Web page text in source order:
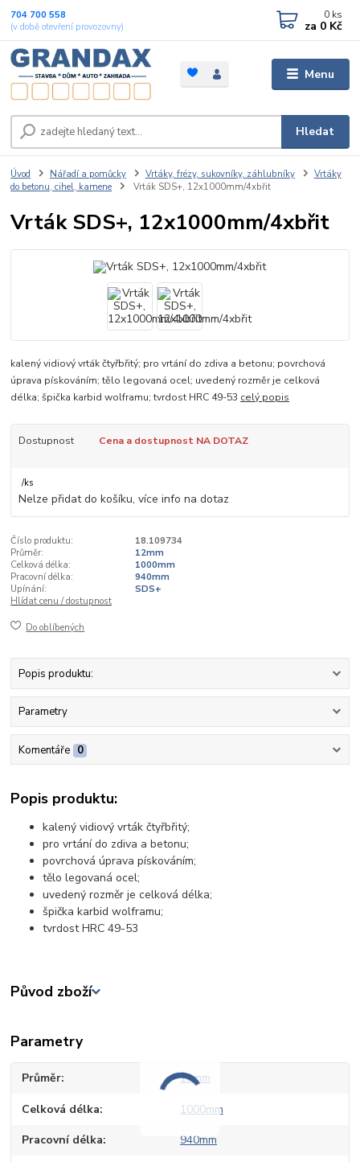
Menu
Hledat
704 700 558
(v době otevření provozovny)
0 ks
za 0 Kč
Úvod Nářadí a pomůcky Vrtáky, frézy, sukovníky, záhlubníky
Vrtáky
do betonu, cihel, kamene
Vrták SDS+, 12x1000mm/4xbřit
Vrták SDS+, 12x1000mm/4xbřit
kalený vidiový vrták čtyřbřitý; pro vrtání do zdiva a betonu; povrchová
úprava pískováním; tělo legovaná ocel; uvedený rozměr je celková
délka; špička karbid wolframu; tvrdost HRC 49-53 celý popis
Dostupnost Cena a dostupnost NA DOTAZ
/ks
Nelze přidat do košíku, více info na dotaz
Číslo produktu:
18.109734
Průměr:
12mm
Celková délka:
1000mm
Pracovní délka:
940mm
Upínání:
SDS+
Hlídat cenu / dostupnost
Do oblíbených
Popis produktu:
Parametry
Komentáře 0
Popis produktu:
kalený vidiový vrták čtyřbřitý;
pro vrtání do zdiva a betonu;
povrchová úprava pískováním;
tělo legovaná ocel;
uvedený rozměr je celková délka;
špička karbid wolframu;
tvrdost HRC 49-53
Původ zboží
Parametry
Průměr 12mm
Celková délka 1000mm
Pracovní délka 940mm